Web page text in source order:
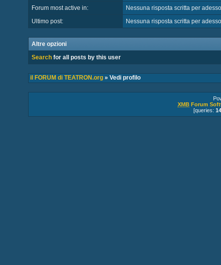
Forum most active in:
Nessuna risposta scritta per adesso
Ultimo post:
Nessuna risposta scritta per adesso
Altre opzioni
Searchfor all posts by this user
il FORUM di TEATRON.org» Vedi profilo
XMB Forum
[queries: 14